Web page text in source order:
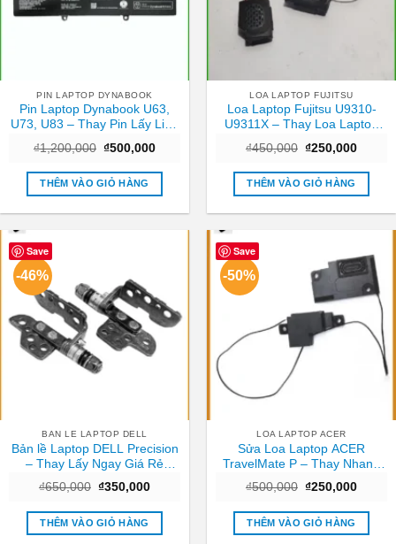
PIN LAPTOP DYNABOOK
Pin Laptop Dynabook U63,
U73, U83 – Thay Pin Lấy Liền
₫1,200,000 Giá
là:
₫1,200,000.
₫500,000Giá
tại
₫500,000.
THÊM VÀO GIỎ HÀNG
LOA LAPTOP FUJITSU
Loa Laptop Fujitsu U9310-
U9311X – Thay Loa Laptop
₫450,000 Giá
là:
₫450,000.
₫250,000Giá
tại
THÊM VÀO GIỎ HÀNG
Save
-46%
BAN LE LAPTOP DELL
Bản lề Laptop DELL Precision
– Thay Lấy Ngay Giá Rẻ
₫650,000 Giá
là:
₫650,000.
₫350,000Giá
tại
₫350,000.
THÊM VÀO GIỎ HÀNG
Save
-50%
LOA LAPTOP ACER
Sửa Loa Laptop ACER
TravelMate P – Thay Nhanh
Tốt
₫500,000 Giá
là:
₫500,000.
₫250,000Giá
tại
THÊM VÀO GIỎ HÀNG